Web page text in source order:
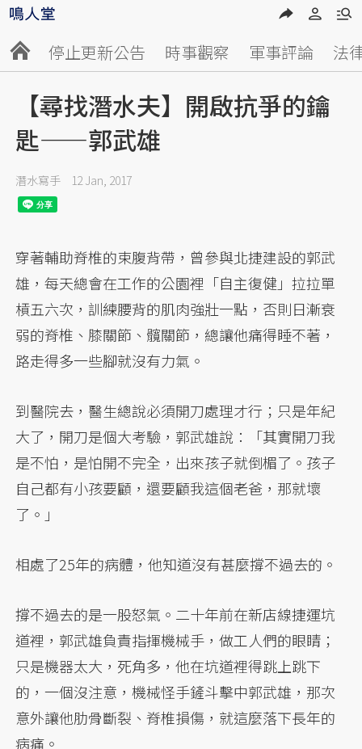
停止更新公告 時事觀察 軍事評論 法
【尋找潛水夫】開啟抗爭的鑰
匙——郭武雄
潛水寫手 12 Jan, 2017
穿著輔助脊椎的束腹背帶，曾參與北捷建設的郭武
雄，每天總會在工作的公園裡「自主復健」拉拉單
槓五六次，訓練腰背的肌肉強壯一點，否則日漸衰
弱的脊椎、膝關節、髖關節，總讓他痛得睡不著，
路走得多一些腳就沒有力氣。
到醫院去，醫生總說必須開刀處理才行；只是年紀
大了，開刀是個大考驗，郭武雄說：「其實開刀我
是不怕，是怕開不完全，出來孩子就倒楣了。孩子
自己都有小孩要顧，還要顧我這個老爸，那就壞
了。」
相處了25年的病體，他知道沒有甚麼撐不過去的。
撐不過去的是一股怒氣。二十年前在新店線捷運坑
道裡，郭武雄負責指揮機械手，做工人們的眼睛；
只是機器太大，死角多，他在坑道裡得跳上跳下
的，一個沒注意，機械怪手鏟斗擊中郭武雄，那次
意外讓他肋骨斷裂、脊椎損傷，就這麼落下長年的
病痛。